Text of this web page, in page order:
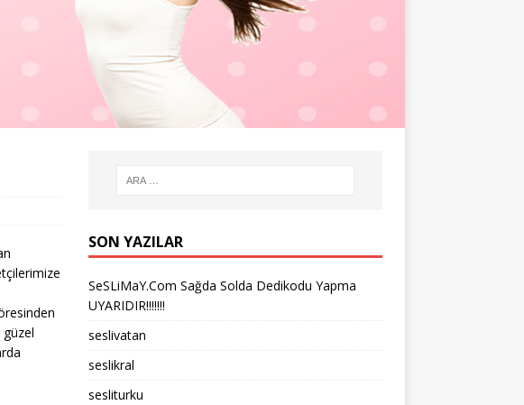
SON YAZILAR
SeSLiMaY.Com Sağda Solda Dedikodu Yapma
UYARIDIR!!!!!!!
seslivatan
seslikral
sesliturku